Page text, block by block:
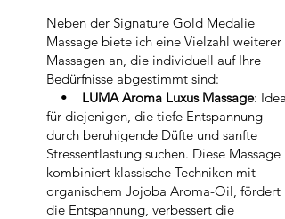
Neben der Signature Gold Medalie
Massage biete ich eine Vielzahl weiterer
Massagen an, die individuell auf Ihre
Bedürfnisse abgestimmt sind:
• LUMA Aroma Luxus Massage: Ideal
für diejenigen, die tiefe Entspannung
durch beruhigende Düfte und sanfte
Stressentlastung suchen. Diese Massage
kombiniert klassische Techniken mit
organischem Jojoba Aroma-Oil, fördert
die Entspannung, verbessert die